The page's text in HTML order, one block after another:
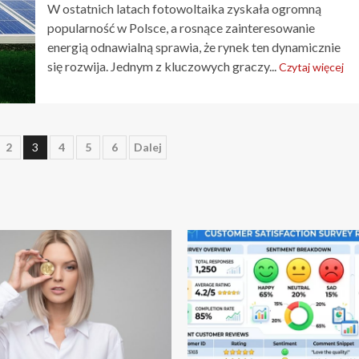
W ostatnich latach fotowoltaika zyskała ogromną
popularność w Polsce, a rosnące zainteresowanie
energią odnawialną sprawia, że rynek ten dynamicznie
się rozwija. Jednym z kluczowych graczy... Czytaj więcej
2 3 4 5 6 Dalej
5 min odczytu